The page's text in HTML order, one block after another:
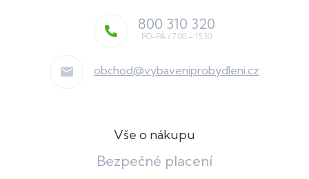
obchod@vybaveniprobydleni.cz
800 310 320
Vše o nákupu
Bezpečné placení